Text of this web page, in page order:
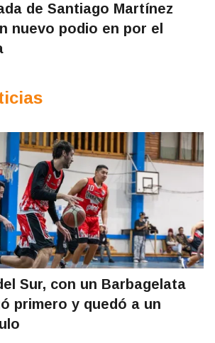
de Santiago Martínez
nuevo podio en por el
Sur, con un Barbagelata
primero y quedó a un